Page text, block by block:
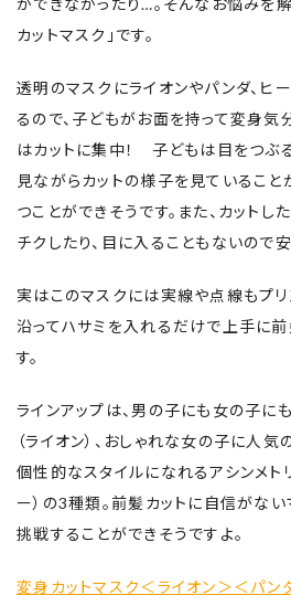
カットマスク」です。
透明のマスクにライオンやパンダ、ヒ
るので、子どもがお面を持って変身気
はカットに集中！ 子どもは目をつぶ
見ながらカットの様子を見ていること
つことができそうです。また、カット
チクしたり、目に入ることもないので
実はこのマスクには実線や点線もプリ
沿ってハサミを入れるだけで上手に前
す。
ラインアップは、男の子にも女の子に
（ライオン）、おしゃれな女の子に人気
個性的なスタイルになれるアシンメト
ー）の3種類。前髪カットに自信がない
挑戦することができそうですよ。
変身カットマスク＜ライオン＞＜パ